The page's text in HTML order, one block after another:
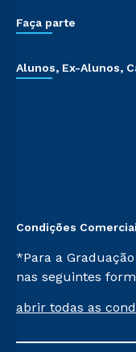
Faça parte
Alunos, Ex-Alunos,
Condições
*Para a
nas seguintes
Já para as
abrir todas as